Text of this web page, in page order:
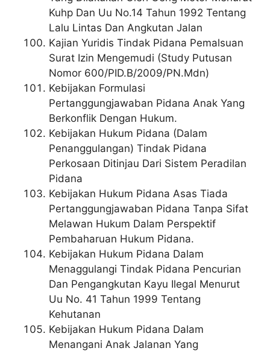
Kuhp Dan Uu No.14 Tahun 1992 Tentang
Lalu Lintas Dan Angkutan Jalan
Kajian Yuridis Tindak Pidana Pemalsuan
Surat Izin Mengemudi (Study Putusan
Nomor 600/PID.B/2009/PN.Mdn)
Kebijakan Formulasi
Pertanggungjawaban Pidana Anak Yang
Berkonflik Dengan Hukum.
Kebijakan Hukum Pidana (Dalam
Penanggulangan) Tindak Pidana
Perkosaan Ditinjau Dari Sistem Peradilan
Pidana
Kebijakan Hukum Pidana Asas Tiada
Pertanggungjawaban Pidana Tanpa Sifat
Melawan Hukum Dalam Perspektif
Pembaharuan Hukum Pidana.
Kebijakan Hukum Pidana Dalam
Menaggulangi Tindak Pidana Pencurian
Dan Pengangkutan Kayu Ilegal Menurut
Uu No. 41 Tahun 1999 Tentang
Kehutanan
Kebijakan Hukum Pidana Dalam
Menangani Anak Jalanan Yang